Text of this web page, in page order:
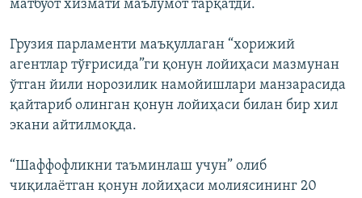
матбуот хизмати маълумот тарқатди.
Грузия парламенти маъқуллаган “хорижий
агентлар тўғрисида”ги қонун лойиҳаси мазмунан
ўтган йили норозилик намойишлари манзарасида
қайтариб олинган қонун лойиҳаси билан бир хил
экани айтилмоқда.
“Шаффофликни таъминлаш учун” олиб
чиқилаётган қонун лойиҳаси молиясининг 20